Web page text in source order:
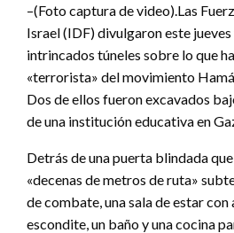
–(Foto captura de video).Las
Israel (IDF) divulgaron este
intrincados túneles sobre lo que
«terrorista» del movimiento
Dos de ellos fueron excavados
de una institución educativa en
Detrás de una puerta blindada
«decenas de metros de ruta»
de combate, una sala de estar
escondite, un baño y una cocina